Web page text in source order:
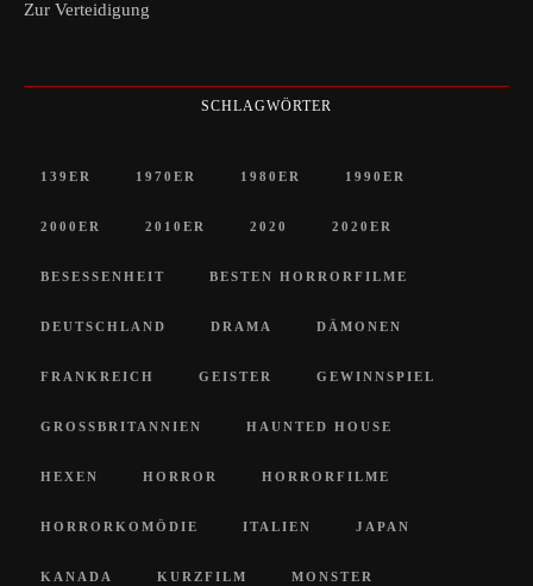
Zur Verteidigung
SCHLAGWÖRTER
139ER 1970ER 1980ER 1990ER
2000ER 2010ER 2020 2020ER
BESESSENHEIT BESTEN HORRORFILME
DEUTSCHLAND DRAMA DÄMONEN
FRANKREICH GEISTER GEWINNSPIEL
GROSSBRITANNIEN HAUNTED HOUSE
HEXEN HORROR HORRORFILME
HORRORKOMÖDIE ITALIEN JAPAN
KANADA KURZFILM MONSTER